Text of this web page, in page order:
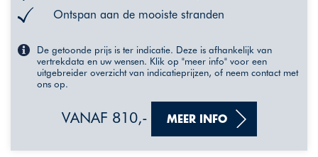
Ontspan aan de mooiste stranden
De getoonde prijs is ter indicatie. Deze is afhankelijk van
vertrekdata en uw wensen. Klik op "meer info" voor een
uitgebreider overzicht van indicatieprijzen, of neem contact met
ons op.
VANAF 810,- MEER INFO